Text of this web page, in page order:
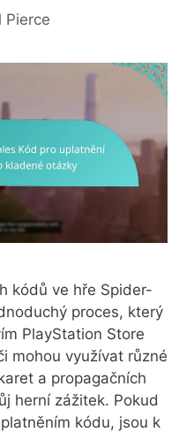
Pierce
kódů ve hře Spider-
proces, který
PlayStation Store
mohou využívat různé
a propagačních
herní zážitek. Pokud
kódu, jsou k